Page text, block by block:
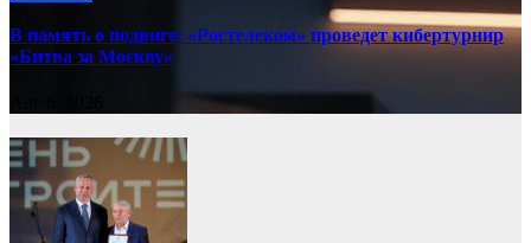
В память о подвиге: «Ростелеком» проведет кибертурнир
«Битва за Москву»